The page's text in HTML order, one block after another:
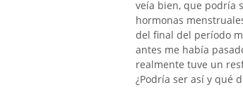
veía bien, que podría
hormonas
del final del período
antes me había
realmente tuve un
¿Podría ser así y qué